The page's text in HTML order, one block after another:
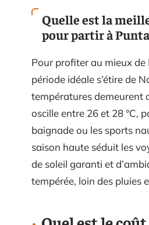
Quelle est la
pour partir à Punta
Pour profiter au mieux de
période idéale s’étire de
températures demeurent
oscille entre 26 et 28 °C,
baignade ou les sports
saison haute séduit les
de soleil garanti et
tempérée, loin des pluies